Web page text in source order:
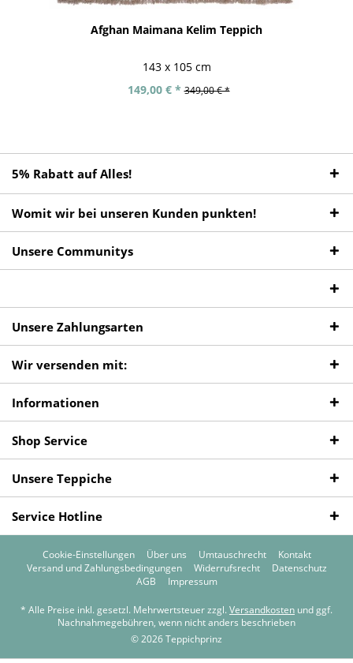
Afghan Maimana Kelim Teppich
143 x 105 cm
149,00 € * 349,00 € *
5% Rabatt auf Alles!
Womit wir bei unseren Kunden punkten!
Unsere Communitys
Unsere Zahlungsarten
Wir versenden mit:
Informationen
Shop Service
Unsere Teppiche
Service Hotline
Cookie-Einstellungen Über uns Umtauschrecht
Kontakt
Versand und Zahlungsbedingungen
Widerrufsrecht
Datenschutz
AGB
Impressum
* Alle Preise inkl. gesetzl. Mehrwertsteuer zzgl. Versandkosten und ggf.
Nachnahmegebühren, wenn nicht anders beschrieben
© 2026 Teppichprinz